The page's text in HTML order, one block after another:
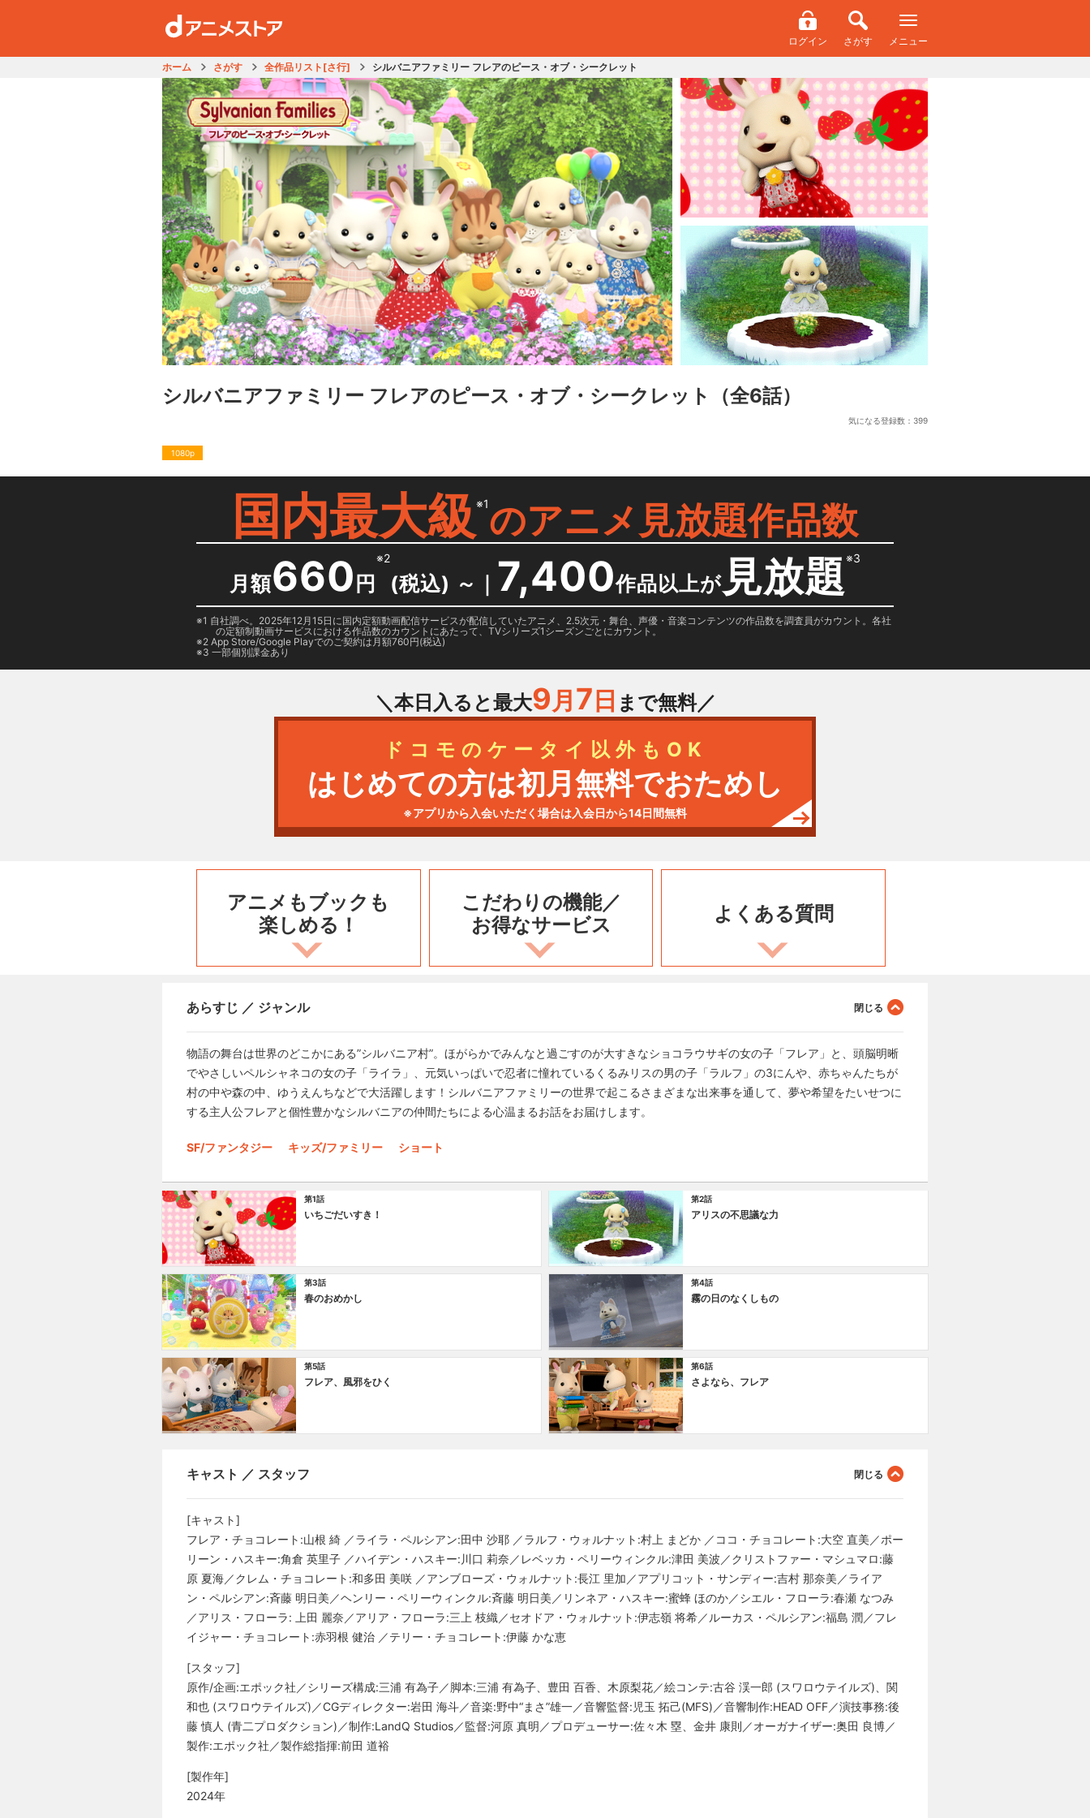
ログイン さがす メニュー
ホーム さがす 全作品リスト[さ行] シルバニアファミリー フレアのピース・オブ・シークレット
シルバニアファミリー フレアのピース・オブ・シークレット （全6話）
気になる登録数： 399
1080p
国内最大級 ※1のアニメ見放題作品数
月額660 円
※2
(税込) ～ ｜ 7,400作品以上が 見放題※3
1 自社調べ。2025年12月15日に国内定額動画配信サービスが配信していたアニメ、2.5次元・舞台、声優・音楽コンテンツの作品数を調査員がカウント。各社
の定額制動画サービスにおける作品数のカウントにあたって、TVシリーズ1シーズンごとにカウント。
2 App Store/Google Playでのご契約は月額760円(税込)
3 一部個別課金あり
＼本日入ると最大9月 7 日 まで無料／
ドコモのケータイ以外もOK
はじめての方は初月無料でおためし
※アプリから入会いただく場合は入会日から14日間無料
アニメもブックも
楽しめる！
こだわりの機能／
お得なサービス
よくある質問
あらすじ ／ ジャンル
物語の舞台は世界のどこかにある”シルバニア村”。ほがらかでみんなと過ごすのが大すきなショコラウサギの女の子「フレア」と、頭脳明晰
でやさしいペルシャネコの女の子「ライラ」、元気いっぱいで忍者に憧れているくるみリスの男の子「ラルフ」の3にんや、赤ちゃんたちが
村の中や森の中、ゆうえんちなどで大活躍します！シルバニアファミリーの世界で起こるさまざまな出来事を通して、夢や希望をたいせつに
する主人公フレアと個性豊かなシルバニアの仲間たちによる心温まるお話をお届けします。
SF/ファンタジー キッズ/ファミリー ショート
第1話
いちごだいすき！
第2話
アリスの不思議な力
第3話
春のおめかし
第4話
霧の日のなくしもの
第5話
フレア、風邪をひく
第6話
さよなら、フレア
キャスト ／ スタッフ
[キャスト]
フレア・チョコレート:山根 綺 ／ライラ・ペルシアン:田中 沙耶 ／ラルフ・ウォルナット:村上 まどか ／ココ・チョコレート:大空 直美／ポー
リーン・ハスキー:角倉 英里子 ／ハイデン・ハスキー:川口 莉奈／レベッカ・ペリーウィンクル:津田 美波／クリストファー・マシュマロ:藤
原 夏海／クレム・チョコレート:和多田 美咲 ／アンブローズ・ウォルナット:長江 里加／アプリコット・サンディー:吉村 那奈美／ライア
ン・ペルシアン:斉藤 明日美／ヘンリー・ペリーウィンクル:斉藤 明日美／リンネア・ハスキー:蜜蜂 ほのか／シエル・フローラ:春瀬 なつみ
／アリス・フローラ: 上田 麗奈／アリア・フローラ:三上 枝織／セオドア・ウォルナット:伊志嶺 将希／ルーカス・ペルシアン:福島 潤／フレ
イジャー・チョコレート:赤羽根 健治 ／テリー・チョコレート:伊藤 かな恵
[スタッフ]
原作/企画:エポック社／シリーズ構成:三浦 有為子／脚本:三浦 有為子、豊田 百香、木原梨花／絵コンテ:古谷 渓一郎 (スワロウテイルズ)、関
和也 (スワロウテイルズ)／CGディレクター:岩田 海斗／音楽:野中“まさ”雄一／音響監督:児玉 拓己(MFS)／音響制作:HEAD OFF／演技事務:後
藤 慎人 (青二プロダクション)／制作:LandQ Studios／監督:河原 真明／プロデューサー:佐々木 塁、金井 康則／オーガナイザー:奥田 良博／
製作:エポック社／製作総指揮:前田 道裕
[製作年]
2024年